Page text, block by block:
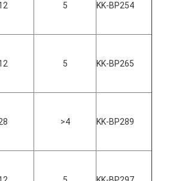
5 KK-BP254
5 KK-BP265
>4 KK-BP289